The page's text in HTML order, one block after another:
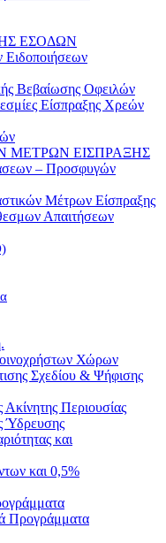
ΕΣΟΔΩΝ
Βεβαίωσης Οφειλών
Είσπραξης Χρεών
ΜΕΤΡΩΝ ΕΙΣΠΡΑΞΗΣ
– Προσφυγών
Μέτρων Είσπραξης
Απαιτήσεων
Χώρων
Σχεδίου & Ψήφισης
Περιουσίας
Ύδρευσης
και
και 0,5%
Προγράμματα